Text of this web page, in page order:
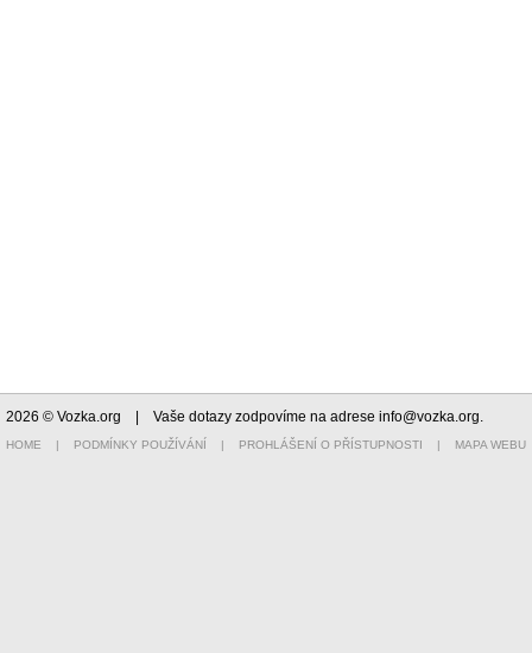
2026 © Vozka.org | Vaše dotazy zodpovíme na adrese info@vozka.org.
HOME | PODMÍNKY POUŽÍVÁNÍ | PROHLÁŠENÍ O PŘÍSTUPNOSTI | MAPA WEBU